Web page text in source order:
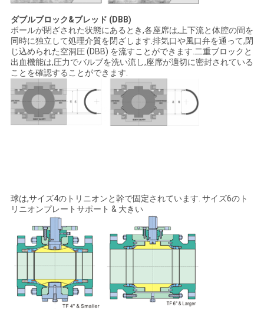
ダブルブロック&ブレッド (DBB)
ボールが閉ざされた状態にあるとき,各座席は,上下流と体腔の間を
同時に独立して処理介質を閉ざします.排気口や風口弁を通って,閉
じ込められた空洞圧 (DBB) を流すことができます.二重ブロックと
出血機能は,圧力でバルブを洗い流し,座席が適切に密封されている
ことを確認することができます.
球は,サイズ4のトリニオンと幹で固定されています. サイズ6のト
リニオンプレートサポート & 大きい